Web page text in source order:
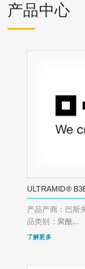
产品中心
ULTRAMID®
产品产商：巴斯
品类别：聚酰...
了解更多